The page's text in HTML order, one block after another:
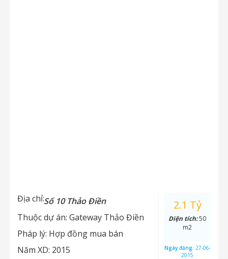
Địa chỉ:Số 10 Thảo Điền
Thuộc dự án: Gateway Thảo Điền
Pháp lý: Hợp đồng mua bán
Năm XD: 2015
2.1 Tỷ
Diện tích:50
m2
Ngày đăng: 27-06-
2015